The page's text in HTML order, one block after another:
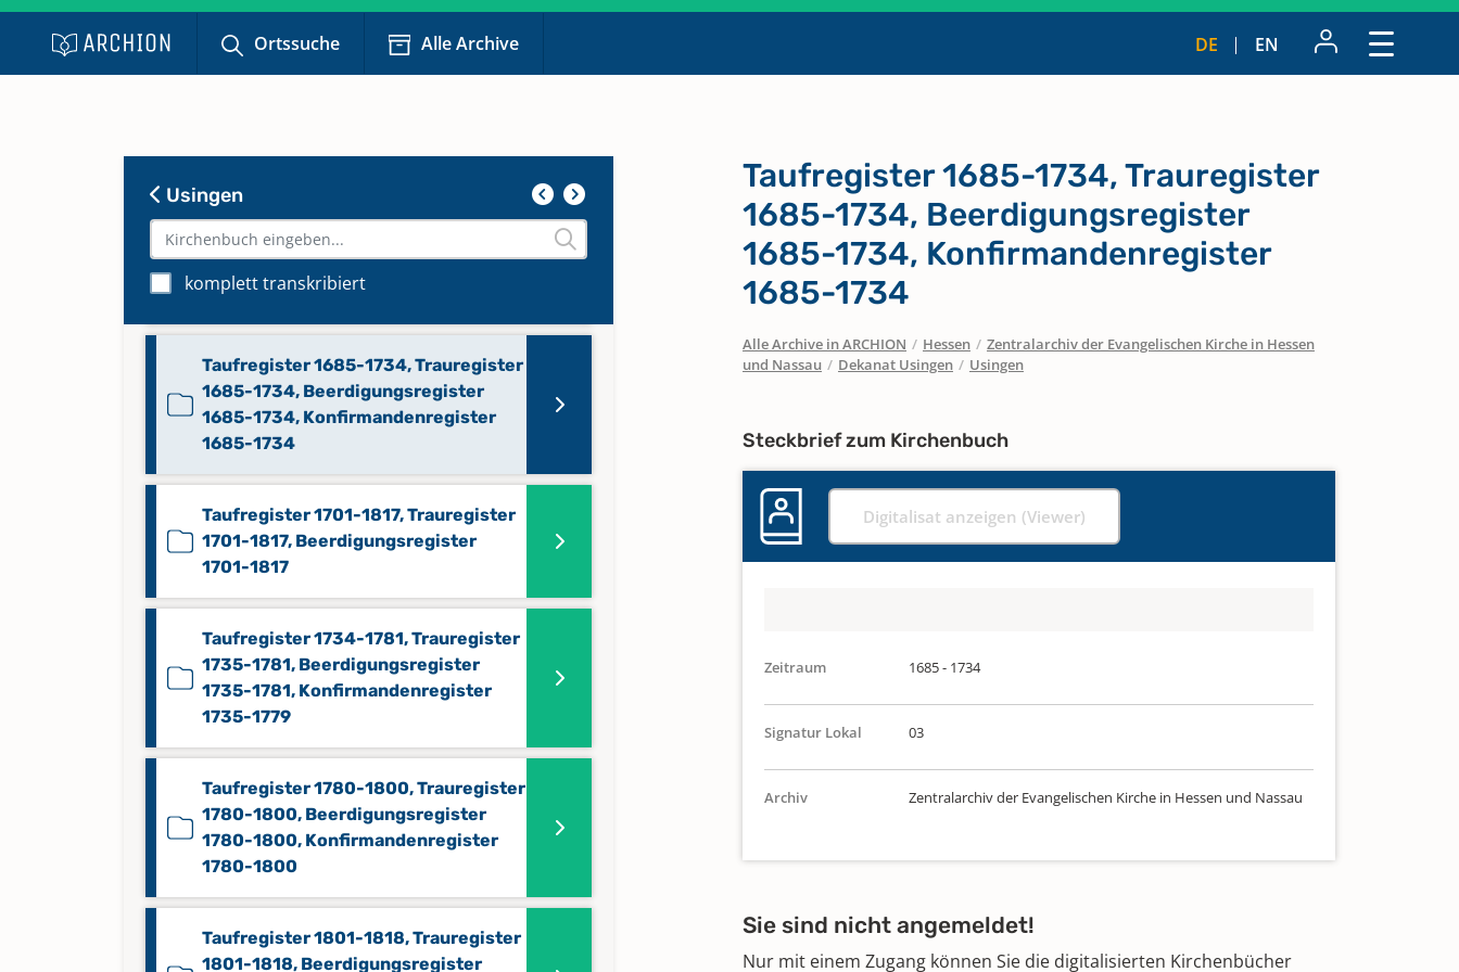
Ortssuche Alle Archive DE EN
Usingen
komplett transkribiert
Register zum Trauregister 1836-1871
Taufregister 1666-1681, Trauregister
1667-1670
Taufregister 1685-1734, Trauregister
1685-1734, Beerdigungsregister
1685-1734, Konfirmandenregister
1685-1734
Taufregister 1701-1817, Trauregister
1701-1817, Beerdigungsregister
1701-1817
Taufregister 1734-1781, Trauregister
1735-1781, Beerdigungsregister
1735-1781, Konfirmandenregister
1735-1779
Taufregister 1780-1800, Trauregister
1780-1800, Beerdigungsregister
1780-1800, Konfirmandenregister
1780-1800
Taufregister 1801-1818, Trauregister
1801-1818, Beerdigungsregister
Taufregister 1685-1734, Trauregister
1685-1734, Beerdigungsregister
1685-1734, Konfirmandenregister
1685-1734
Alle Archive in ARCHION / Hessen / Zentralarchiv der Evangelischen Kirche in Hessen
und Nassau / Dekanat Usingen / Usingen
Steckbrief zum Kirchenbuch
Digitalisat anzeigen (Viewer)
Zeitraum 1685 - 1734
Signatur Lokal 03
Archiv Zentralarchiv der Evangelischen Kirche in Hessen und Nassau
Sie sind nicht angemeldet!
Nur mit einem Zugang können Sie die digitalisierten Kirchenbücher